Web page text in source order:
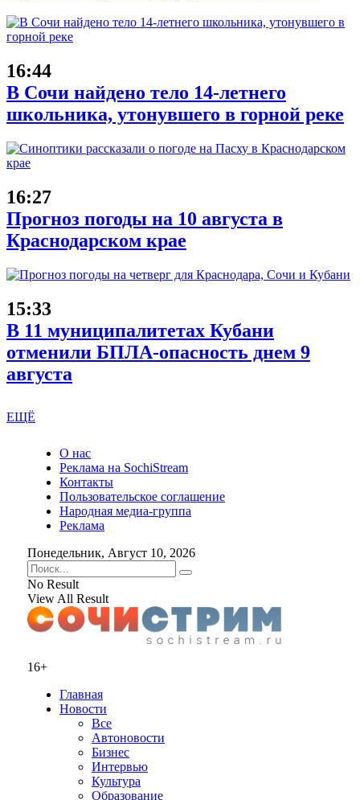
16:44
В Сочи найдено тело 14-летнего
школьника, утонувшего в горной реке
16:27
Прогноз погоды на 10 августа в
Краснодарском крае
15:33
В 11 муниципалитетах Кубани
отменили БПЛА-опасность днем 9
августа
ЕЩЁ
О нас
Реклама на SochiStream
Контакты
Пользовательское соглашение
Народная медиа-группа
Реклама
Понедельник, Август 10, 2026
No Result
View All Result
16+
Главная
Новости
Все
Автоновости
Бизнес
Интервью
Культура
Образование